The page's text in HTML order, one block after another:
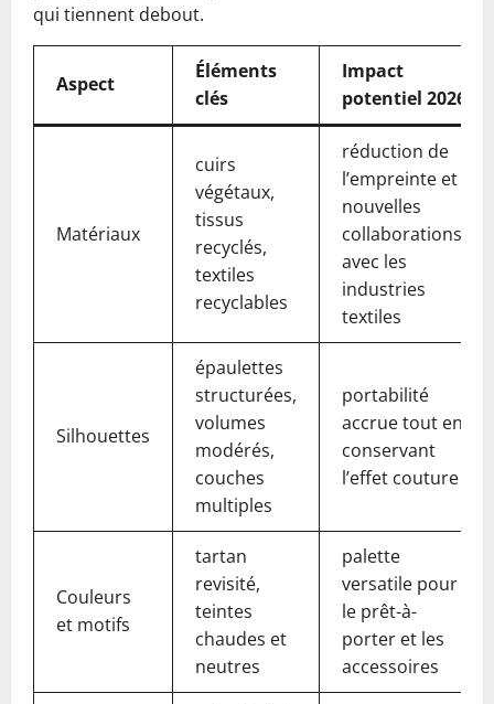
qui tiennent debout.
Aspect
Éléments
clés
Impact
potentiel 2026
Matériaux
cuirs
végétaux,
tissus
recyclés,
textiles
recyclables
réduction de
l’empreinte et
nouvelles
collaborations
avec les
industries
textiles
Silhouettes
épaulettes
structurées,
volumes
modérés,
couches
multiples
portabilité
accrue tout en
conservant
l’effet couture
Couleurs
et motifs
tartan
revisité,
teintes
chaudes et
neutres
palette
versatile pour
le prêt-à-
porter et les
accessoires